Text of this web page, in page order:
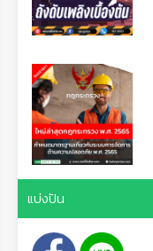
แบ่งปัน